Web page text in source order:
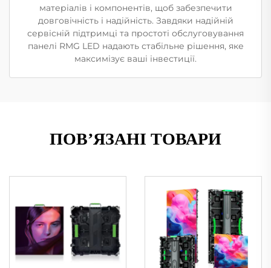
матеріалів і компонентів, щоб забезпечити
довговічність і надійність. Завдяки надійній
сервісній підтримці та простоті обслуговування
панелі RMG LED надають стабільне рішення, яке
максимізує ваші інвестиції.
ПОВ’ЯЗАНІ ТОВАРИ